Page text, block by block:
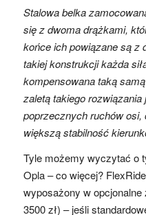
Stalowa belka
się z dwoma drążkami,
końce ich powiązane są z
takiej konstrukcji każda
kompensowana taką
zaletą takiego
poprzecznych ruchów osi,
większą stabilność
Tyle możemy wyczytać o
Opla – co więcej?
wyposażony w opcjonalne
3500 zł) – jeśli